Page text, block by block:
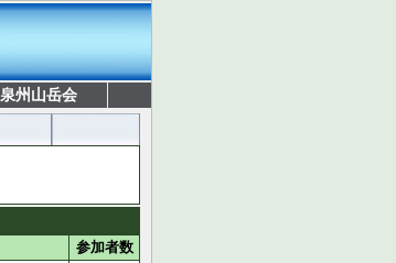
泉州山岳会
参加者数